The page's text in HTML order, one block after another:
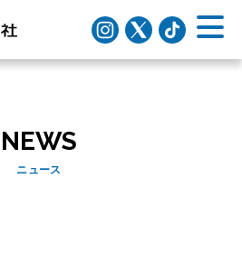
NEWS
ニュース